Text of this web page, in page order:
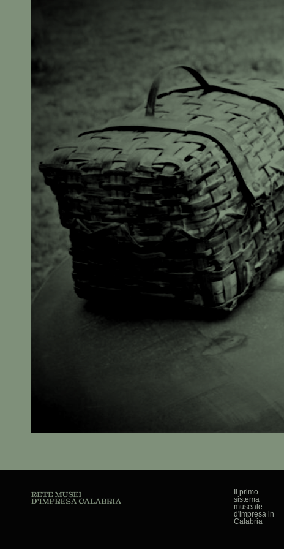
Il primo
sistema
museale
d'impresa in
Calabria